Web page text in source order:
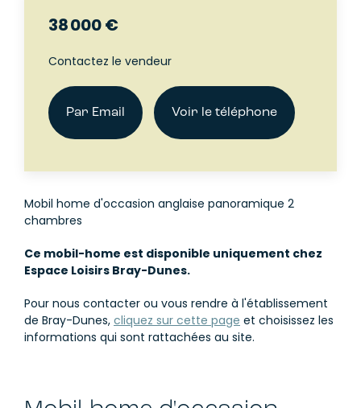
38 000 €
Contactez le vendeur
Par Email Voir le téléphone
Mobil home d'occasion anglaise panoramique 2
chambres
Ce mobil-home est disponible uniquement chez
Espace Loisirs Bray-Dunes.
Pour nous contacter ou vous rendre à l'établissement
de Bray-Dunes, cliquez sur cette page et choisissez les
informations qui sont rattachées au site.